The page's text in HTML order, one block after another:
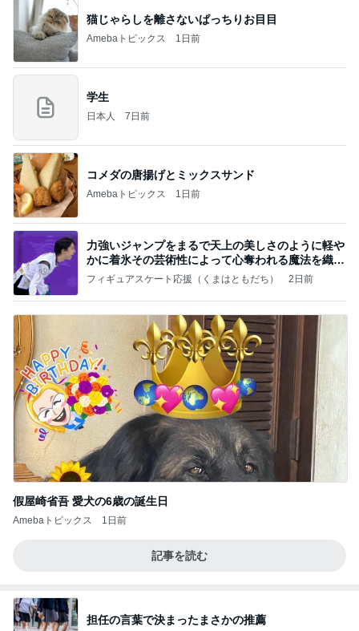
猫じゃらしを離さないぱっちりお目目
Amebaトピックス 1日前
学生
日本人 7日前
コメダの唐揚げとミックスサンド
Amebaトピックス 1日前
力強いジャンプをまるで天上の美しさのように軽や
かに着氷その芸術性によって心奪われる魔法を織り
なす
フィギュアスケート応援（くまはともだち） 2日前
假屋崎省吾 愛犬の6歳の誕生日
Amebaトピックス 1日前
記事を読む
担任の言葉で決まったまさかの推薦